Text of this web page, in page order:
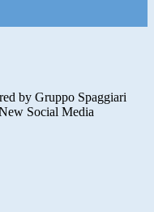
by Gruppo Spaggiari
Social Media